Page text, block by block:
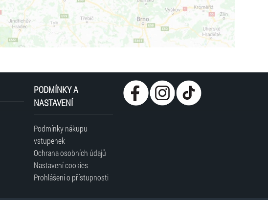
PODMÍNKY A
NASTAVENÍ
Podmínky nákupu
vstupenek
Ochrana osobních údajů
Nastavení cookies
Prohlášení o přístupnosti